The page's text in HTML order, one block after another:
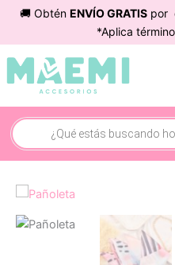
contenido
🚚 Obtén ENVÍO GRATIS por
*Aplica
Búsqueda
de
productos